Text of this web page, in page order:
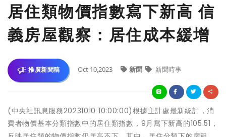
居住類物價指數寫下新高 信
義房屋觀察：居住成本緩增
推廣新聞稿 Oct 10,2023 新聞 新聞時事
(中央社訊息服務20231010 10:00:00)根據主計處最新統計，消
費者物價基本分類指數中的居住類指數，9月寫下新高的105.51，